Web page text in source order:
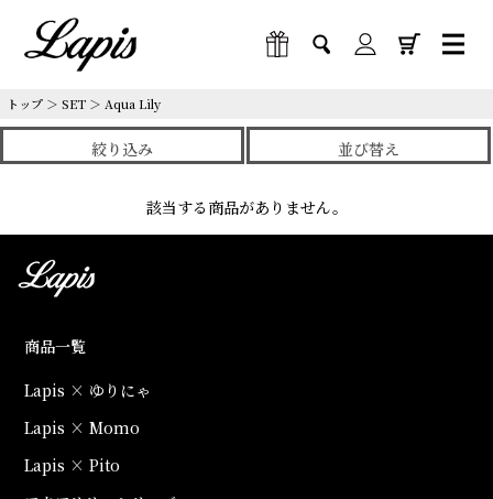
トップ ＞ SET ＞ Aqua Lily
絞り込み 並び替え
該当する商品がありません。
商品一覧
Lapis × ゆりにゃ
Lapis × Momo
Lapis × Pito